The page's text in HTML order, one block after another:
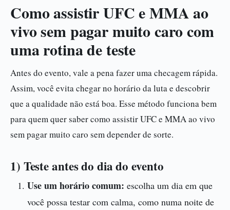
Como assistir UFC e MMA ao
vivo sem pagar muito caro com
uma rotina de teste
Antes do evento, vale a pena fazer uma checagem rápida.
Assim, você evita chegar no horário da luta e descobrir
que a qualidade não está boa. Esse método funciona bem
para quem quer saber como assistir UFC e MMA ao vivo
sem pagar muito caro sem depender de sorte.
1) Teste antes do dia do evento
Use um horário comum: escolha um dia em que
você possa testar com calma, como numa noite de